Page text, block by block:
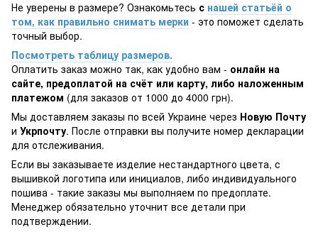
Не уверены в размере? Ознакомьтесь с нашей статьёй о
том, как правильно снимать мерки - это поможет сделать
точный выбор.
Посмотреть таблицу размеров.
Оплатить заказ можно так, как удобно вам - онлайн на
сайте, предоплатой на счёт или карту, либо наложенным
платежом (для заказов от 1000 до 4000 грн).
Мы доставляем заказы по всей Украине через Новую Почту
и Укрпочту. После отправки вы получите номер декларации
для отслеживания.
Если вы заказываете изделие нестандартного цвета, с
вышивкой логотипа или инициалов, либо индивидуального
пошива - такие заказы мы выполняем по предоплате.
Менеджер обязательно уточнит все детали при
подтверждении.